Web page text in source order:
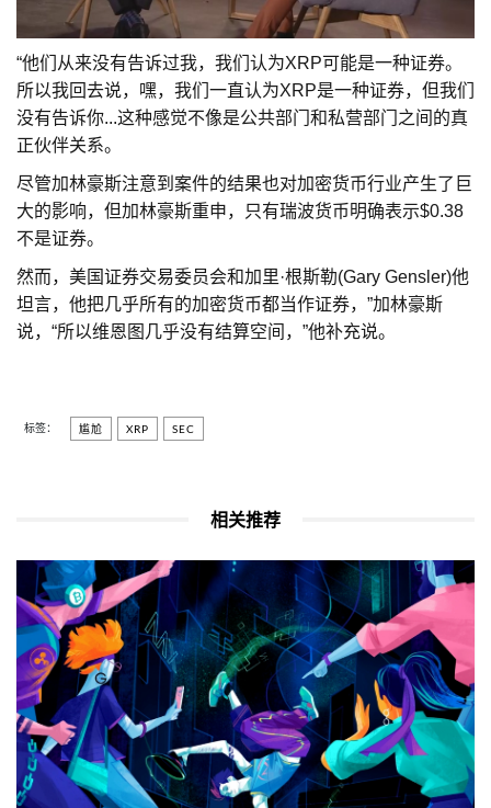
“他们从来没有告诉过我，我们认为XRP可能是一种证券。
所以我回去说，嘿，我们一直认为XRP是一种证券，但我们
没有告诉你...这种感觉不像是公共部门和私营部门之间的真
正伙伴关系。
尽管加林豪斯注意到案件的结果也对加密货币行业产生了巨
大的影响，但加林豪斯重申，只有瑞波货币明确表示$0.38
不是证券。
然而，美国证券交易委员会和加里·根斯勒(Gary Gensler)他
坦言，他把几乎所有的加密货币都当作证券，”加林豪斯
说，“所以维恩图几乎没有结算空间，”他补充说。
标签： 尴尬 XRP SEC
相关推荐